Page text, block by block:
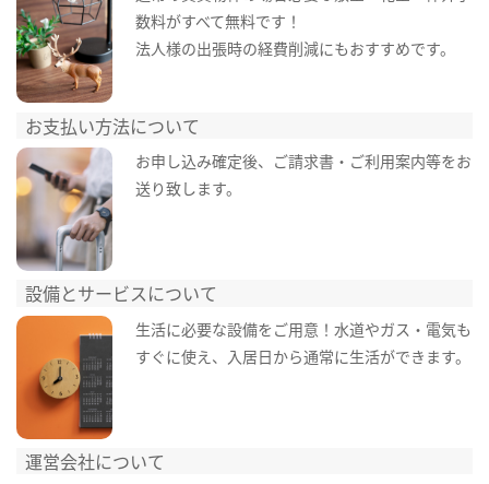
数料がすべて無料です！
法人様の出張時の経費削減にもおすすめです。
お支払い方法について
お申し込み確定後、ご請求書・ご利用案内等をお
送り致します。
設備とサービスについて
生活に必要な設備をご用意！水道やガス・電気も
すぐに使え、入居日から通常に生活ができます。
運営会社について